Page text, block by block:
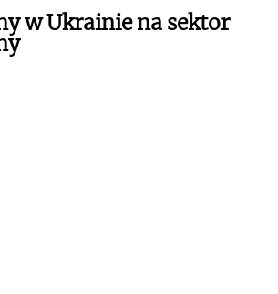
w Ukrainie na sektor